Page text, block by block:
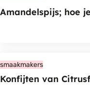
Amandelspijs; hoe
smaakmakers
Konfijten van